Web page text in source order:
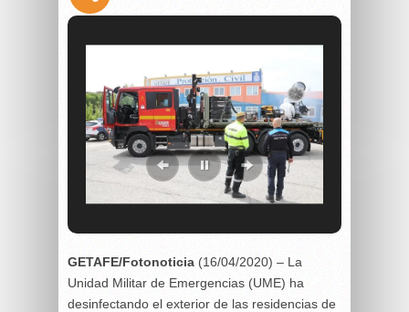
GETAFE/Fotonoticia (16/04/2020) – La
Unidad Militar de Emergencias (UME) ha
desinfectando el exterior de las residencias de